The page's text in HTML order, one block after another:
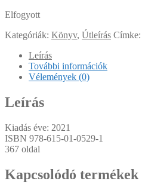
Elfogyott
Kategóriák: Könyv, Útleírás Címke:
Leírás
További információk
Vélemények (0)
Leírás
Kiadás éve: 2021
ISBN 978-615-01-0529-1
367 oldal
Kapcsolódó termékek